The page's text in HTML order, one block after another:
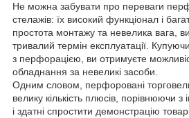
Не можна забувати про переваги
стелажів: їх високий функціонал і
простота монтажу та невелика вага,
тривалий термін експлуатації.
з перфорацією, ви отримуєте
обладнання за невеликі засоби.
Одним словом, перфоровані
велику кількість плюсів, порівнюючи
і здатні спростити демонстрацію